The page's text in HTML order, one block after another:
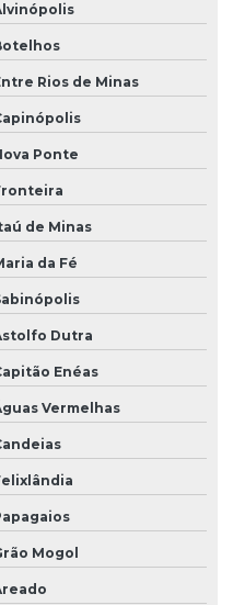
Rios de Minas
Ponte
de Minas
da Fé
Dutra
Enéas
Vermelhas
Mogol